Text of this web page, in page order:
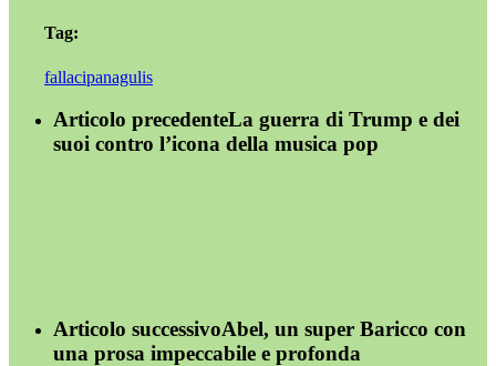
Tag:
fallacipanagulis
Articolo precedenteLa guerra di Trump e dei
suoi contro l’icona della musica pop
Articolo successivoAbel, un super Baricco con
una prosa impeccabile e profonda